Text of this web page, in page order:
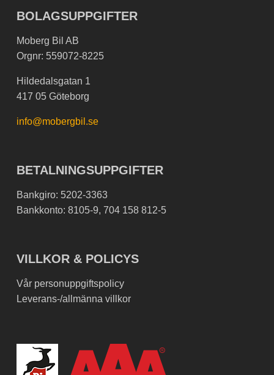
BOLAGSUPPGIFTER
Moberg Bil AB
Orgnr: 559072-8225
Hildedalsgatan 1
417 05 Göteborg
info@mobergbil.se
BETALNINGSUPPGIFTER
Bankgiro: 5202-3363
Bankkonto: 8105-9, 704 158 812-5
VILLKOR & POLICYS
Vår personuppgiftspolicy
Leverans-/allmänna villkor